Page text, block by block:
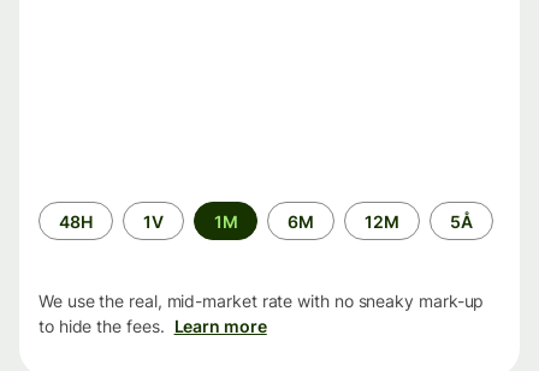
Time
period
48H 1V 1M 6M 12M 5Å
We use the real, mid-market rate with no sneaky mark-up
to hide the fees. Learn more